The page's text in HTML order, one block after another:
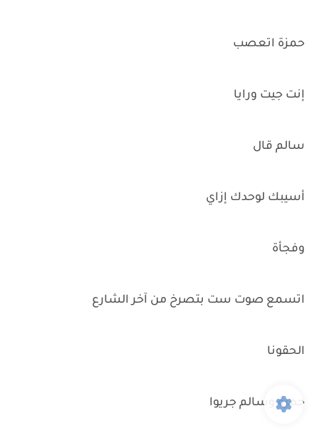
حمزة اتعصب
إنت جيت ورايا
سالم قال
أسيبك لوحدك إزاي
وفجأة
اتسمع صوت ست بتصرخ من آخر الشارع
الحقونا
حمزة وسالم جريوا